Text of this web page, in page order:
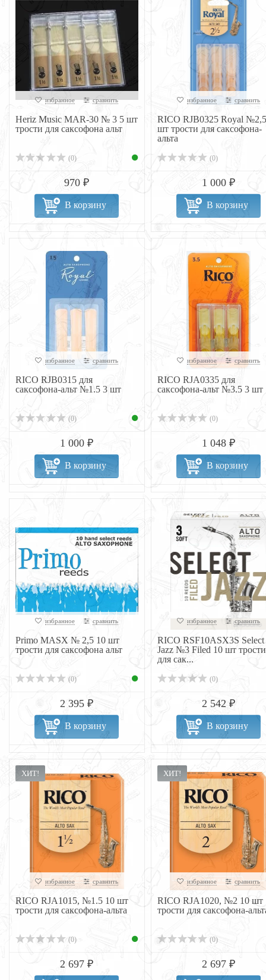
избранное сравнить
Heriz Music MAR-30 № 3 5 шт
трости для саксофона альт
(0)
970 ₽
В корзину
избранное сравнить
RICO RJB0325 Royal
шт трости для саксофона-
альта
(0)
1 000 ₽
В корзину
избранное сравнить
RICO RJB0315 для
саксофона-альт №1.5 3 шт
(0)
1 000 ₽
В корзину
избранное сравнить
RICO RJA0335 для
саксофона-альт №3.5 3 шт
(0)
1 048 ₽
В корзину
избранное сравнить
Primo MASX № 2,5 10 шт
трости для саксофона альт
(0)
2 395 ₽
В корзину
избранное сравнить
RICO RSF10ASX3S Select
Jazz №3 Filed 10 шт трости
для сак...
(0)
2 542 ₽
В корзину
ХИТ!
избранное сравнить
RICO RJA1015, №1.5 10 шт
трости для саксофона-альта
(0)
2 697 ₽
ХИТ!
избранное сравнить
RICO RJA1020, №2 10 шт
трости для саксофона-
(0)
2 697 ₽